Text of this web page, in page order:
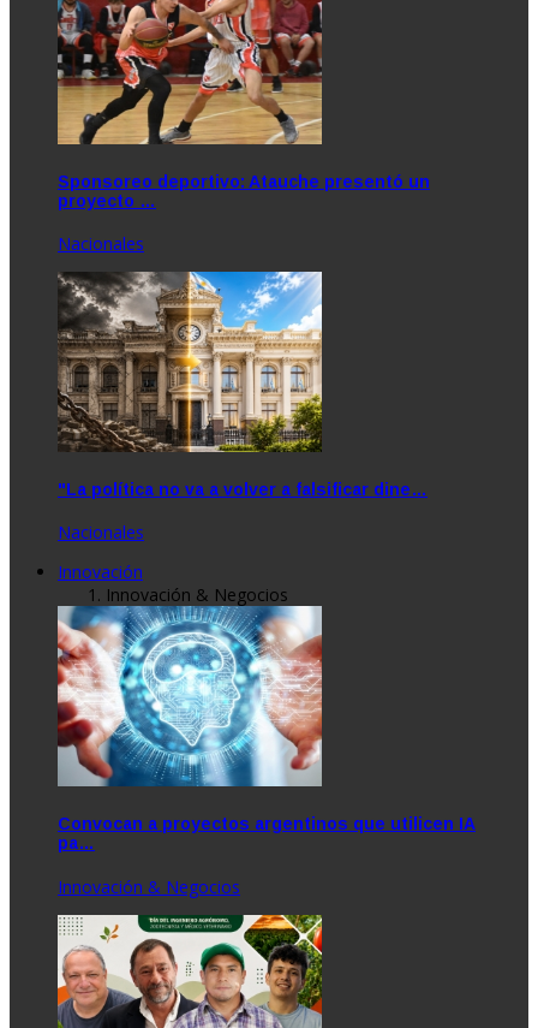
Sponsoreo deportivo: Atauche presentó un
proyecto …
Nacionales
"La política no va a volver a falsificar dine…
Nacionales
Innovación
Innovación & Negocios
Convocan a proyectos argentinos que utilicen IA
pa…
Innovación & Negocios